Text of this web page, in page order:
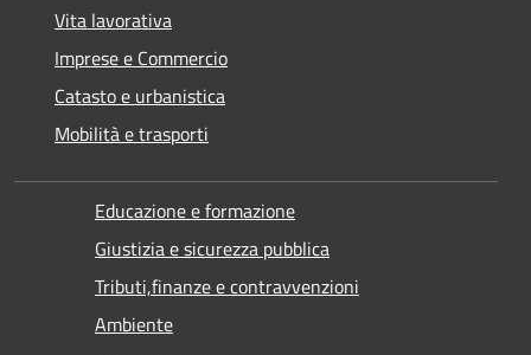
Vita lavorativa
Imprese e Commercio
Catasto e urbanistica
Mobilità e trasporti
Educazione e formazione
Giustizia e sicurezza pubblica
Tributi,finanze e contravvenzioni
Ambiente